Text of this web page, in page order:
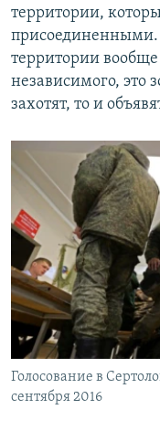
территории,
присоединенными.
территории
независимого, это
захотят, то и
Голосование в
сентября 2016